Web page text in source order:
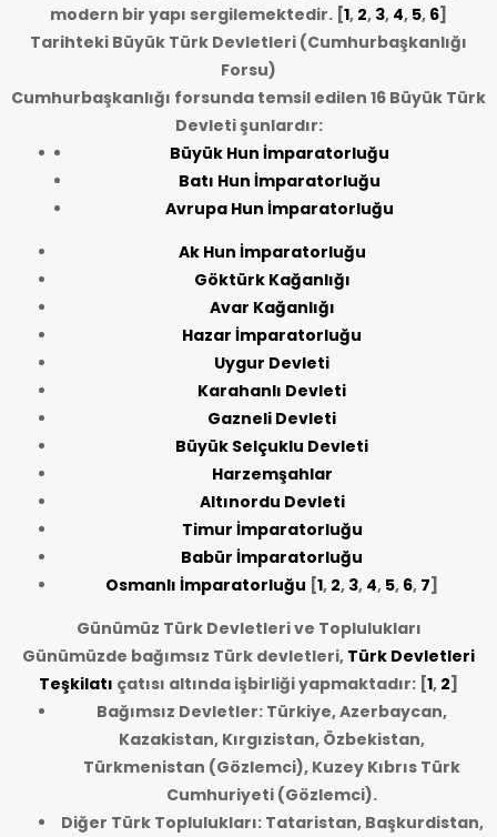
modern bir yapı sergilemektedir. [1, 2, 3, 4, 5, 6]
Tarihteki Büyük Türk Devletleri (Cumhurbaşkanlığı
Forsu)
Cumhurbaşkanlığı forsunda temsil edilen 16 Büyük Türk
Devleti şunlardır:
Büyük Hun İmparatorluğu
Batı Hun İmparatorluğu
Avrupa Hun İmparatorluğu
Ak Hun İmparatorluğu
Göktürk Kağanlığı
Avar Kağanlığı
Hazar İmparatorluğu
Uygur Devleti
Karahanlı Devleti
Gazneli Devleti
Büyük Selçuklu Devleti
Harzemşahlar
Altınordu Devleti
Timur İmparatorluğu
Babür İmparatorluğu
Osmanlı İmparatorluğu [1, 2, 3, 4, 5, 6, 7]
Günümüz Türk Devletleri ve Toplulukları
Günümüzde bağımsız Türk devletleri, Türk Devletleri
Teşkilatı çatısı altında işbirliği yapmaktadır: [1, 2]
Bağımsız Devletler: Türkiye, Azerbaycan,
Kazakistan, Kırgızistan, Özbekistan,
Türkmenistan (Gözlemci), Kuzey Kıbrıs Türk
Cumhuriyeti (Gözlemci).
Diğer Türk Toplulukları: Tataristan, Başkurdistan,